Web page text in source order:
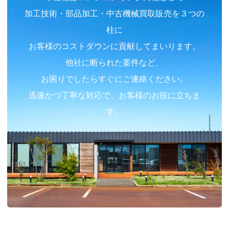
加工技術・部品加工・中古機械買取販売を３つの
柱に
お客様のコストダウンに貢献してまいります。
他社に断られた案件など、
お困りでしたらすぐにご連絡ください。
迅速かつ丁寧な対応で、お客様のお役に立ちま
す。